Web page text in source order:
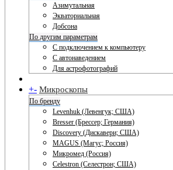
Азимутальная
Экваториальная
Добсона
По другим параметрам
С подключением к компьютеру
С автонаведением
Для астрофотографий
+- Микроскопы
По бренду
Levenhuk (Левенгук; США)
Bresser (Брессер; Германия)
Discovery (Дискавери; США)
MAGUS (Магус; Россия)
Микромед (Россия)
Celestron (Селестрон; США)